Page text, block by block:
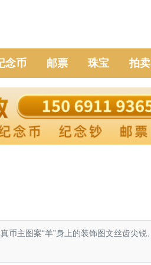
念币 邮票 珠宝 拍卖
币主图案“羊”身上的装饰图文丝齿尖锐